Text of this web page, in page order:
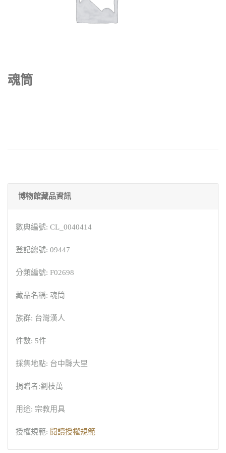
魂筒
博物館藏品資訊
數典編號: CL_0040414
登記總號: 09447
分類編號: F02698
藏品名稱: 魂筒
族群: 台灣漢人
件數: 5件
採集地點: 台中縣大里
捐贈者:劉枝萬
用途: 宗教用具
授權規範: 閱讀授權規範